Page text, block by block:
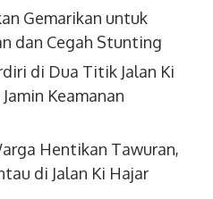
Gemarikan untuk
dan Cegah Stunting
di Dua Titik Jalan Ki
Keamanan
Hentikan Tawuran,
di Jalan Ki Hajar